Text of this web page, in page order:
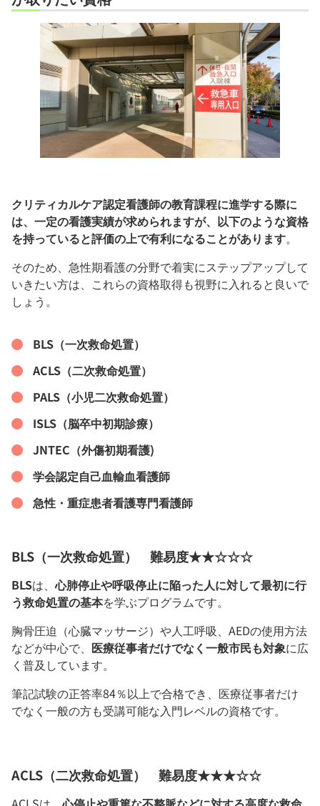
クリティカルケア認定看護師の教育課程に進学する際に
は、一定の看護実績が求められますが、以下のような資格
を持っていると評価の上で有利になることがあります。
そのため、急性期看護の分野で着実にステップアップして
いきたい方は、これらの資格取得も視野に入れると良いで
しょう。
BLS（一次救命処置）
ACLS（二次救命処置）
PALS（小児二次救命処置）
ISLS（脳卒中初期診療）
JNTEC（外傷初期看護)
学会認定自己血輸血看護師
急性・重症患者看護専門看護師
BLS（一次救命処置） 難易度★★☆☆☆
BLSは、心肺停止や呼吸停止に陥った人に対して最初に行
う救命処置の基本を学ぶプログラムです。
胸骨圧迫（心臓マッサージ）や人工呼吸、AEDの使用方法
などが中心で、 医療従事者だけでなく一般市民も対象に広
く普及しています。
筆記試験の正答率84％以上で合格でき、医療従事者だけ
でなく一般の方も受講可能な入門レベルの資格です。
ACLS（二次救命処置） 難易度★★★☆☆